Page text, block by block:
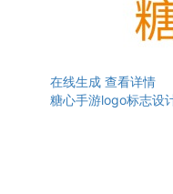
在线生成 查看详情
糖心手游logo标志设